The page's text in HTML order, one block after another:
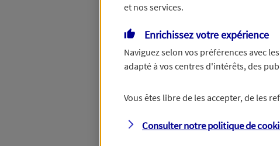
Vous disposez de droits sur
et nos services.
Enrichissez votre expérience
Naviguez selon vos préférences avec les
adapté à vos centres d'intérêts, des
Vous êtes libre de les accepter, de les
Consulter notre politique de